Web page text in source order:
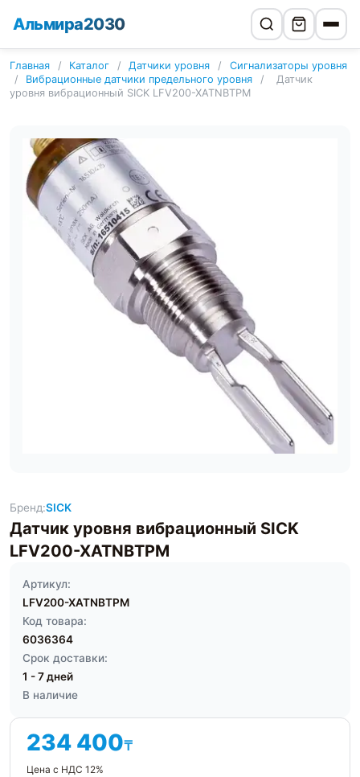
Альмира2030
Главная / Каталог / Датчики уровня /
Сигнализаторы уровня
/
Вибрационные датчики предельного уровня /
Датчик
уровня вибрационный SICK LFV200-XATNBTPM
Бренд:SICK
Датчик уровня вибрационный SICK
LFV200-XATNBTPM
Артикул:
LFV200-XATNBTPM
Код товара:
6036364
Срок доставки:
1 - 7 дней
В наличие
234 400₸
Цена с НДС 12%